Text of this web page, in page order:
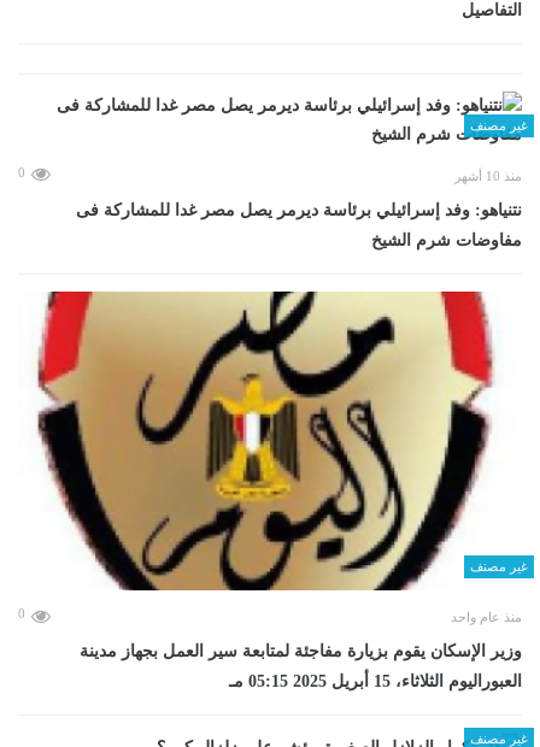
التفاصيل
غير مصنف
منذ 10 أشهر 0
نتنياهو: وفد إسرائيلي برئاسة ديرمر يصل مصر غدا للمشاركة فى
مفاوضات شرم الشيخ
غير مصنف
منذ عام واحد 0
وزير الإسكان يقوم بزيارة مفاجئة لمتابعة سير العمل بجهاز مدينة
العبوراليوم الثلاثاء، 15 أبريل 2025 05:15 مـ
غير مصنف